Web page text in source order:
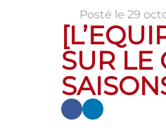
Posté le 29
SUR LE